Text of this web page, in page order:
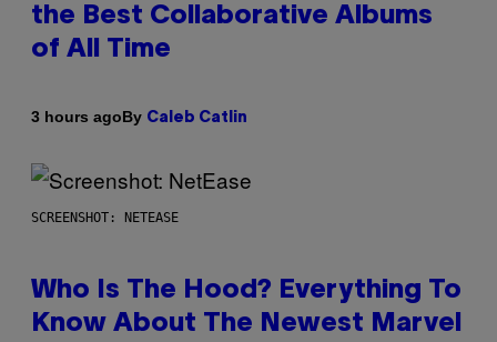
the Best Collaborative Albums
of All Time
3 hours agoBy Caleb Catlin
SCREENSHOT: NETEASE
Who Is The Hood? Everything To
Know About The Newest Marvel